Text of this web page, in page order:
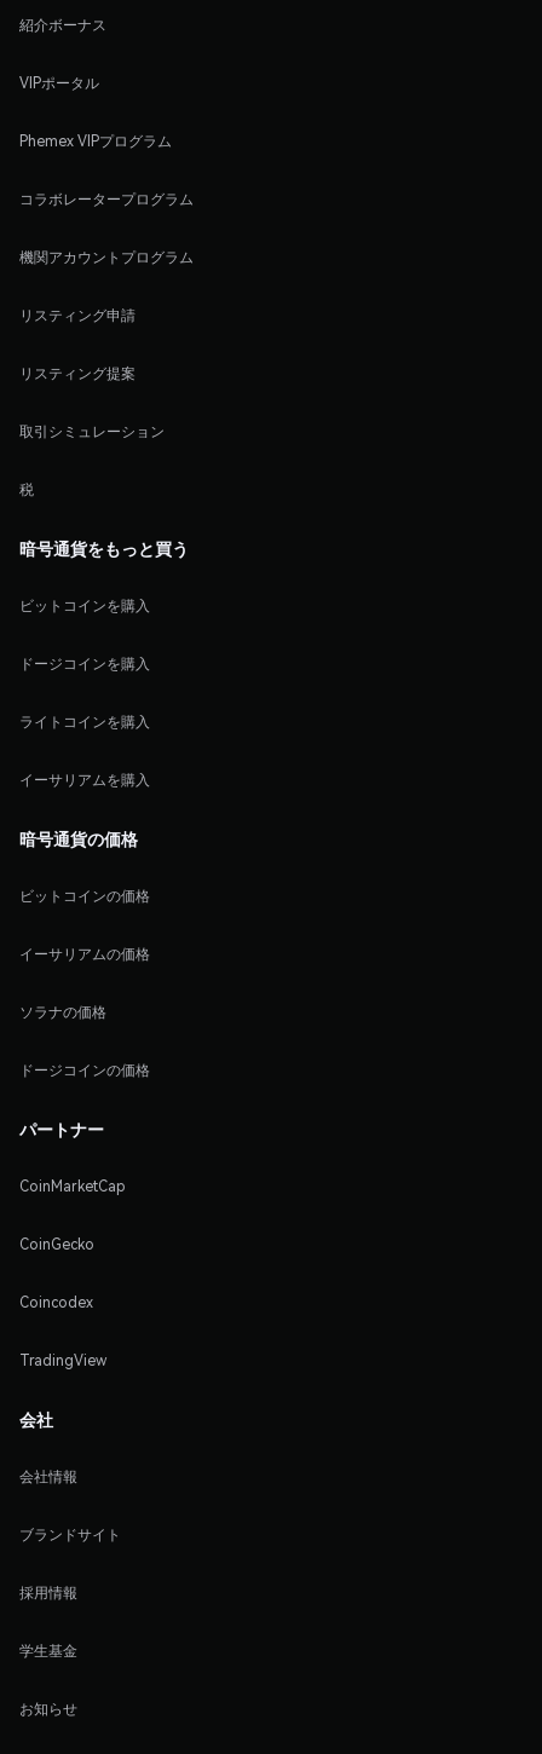
紹介ボーナス
VIPポータル
Phemex VIPプログラム
コラボレータープログラム
機関アカウントプログラム
リスティング申請
リスティング提案
取引シミュレーション
税
暗号通貨をもっと買う
ビットコインを購入
ドージコインを購入
ライトコインを購入
イーサリアムを購入
暗号通貨の価格
ビットコインの価格
イーサリアムの価格
ソラナの価格
ドージコインの価格
パートナー
CoinMarketCap
CoinGecko
Coincodex
TradingView
会社
会社情報
ブランドサイト
採用情報
学生基金
お知らせ